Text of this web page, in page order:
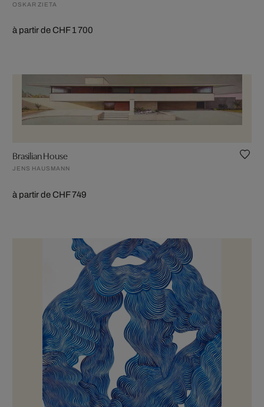
OSKAR ZIETA
à partir de CHF 1 700
Brasilian House
JENS HAUSMANN
à partir de CHF 749